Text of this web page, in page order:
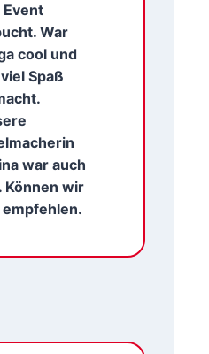
Event
War
cool und
Spaß
war auch
Können wir